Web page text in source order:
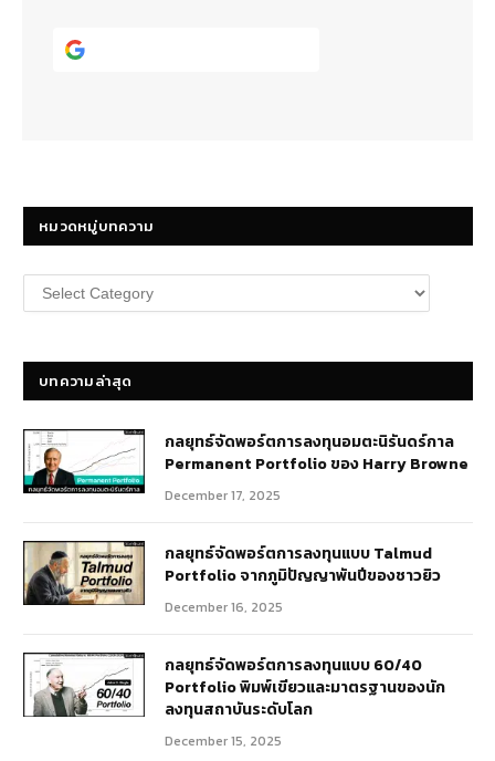
หมวดหมู่บทความ
หมวด
หมู่
บทความล่าสุด
กลยุทธ์​จัดพอร์ตการลงทุนอมตะนิรันดร์กาล
Permanent Portfolio ของ Harry Browne
December 17, 2025
กลยุทธ์จัดพอร์ตการลงทุนแบบ Talmud
Portfolio จากภูมิปัญญาพันปีของชาวยิว
December 16, 2025
กลยุทธ์จัดพอร์ตการลงทุนแบบ 60/40
Portfolio พิมพ์เขียวและมาตรฐานของนัก
ลงทุนสถาบันระดับโลก
December 15, 2025